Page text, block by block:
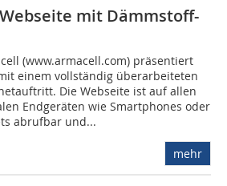
mit Dämmstoff-
(www.armacell.com) präsentiert
einem vollständig überarbeiteten
Die Webseite ist auf allen
Endgeräten wie Smartphones oder
abrufbar und...
mehr